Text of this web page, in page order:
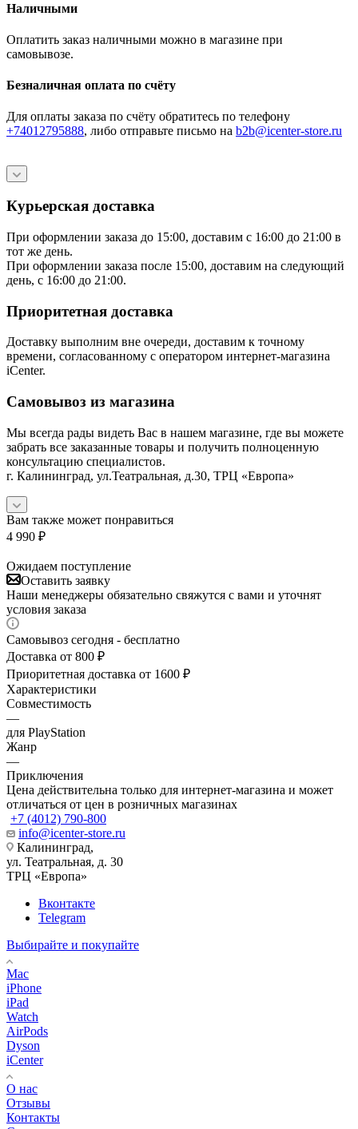
Наличными
Оплатить заказ наличными можно в магазине при
самовывозе.
Безналичная оплата по счёту
Для оплаты заказа по счёту обратитесь по телефону
+74012795888, либо отправьте письмо на b2b@icenter-store.ru
Курьерская доставка
При оформлении заказа до 15:00, доставим с 16:00 до 21:00 в
тот же день.
При оформлении заказа после 15:00, доставим на следующий
день, с 16:00 до 21:00.
Приоритетная доставка
Доставку выполним вне очереди, доставим к точному
времени, согласованному с оператором интернет-магазина
iCenter.
Самовывоз из магазина
Мы всегда рады видеть Вас в нашем магазине, где вы можете
забрать все заказанные товары и получить полноценную
консультацию специалистов.
г. Калининград, ул.Театральная, д.30, ТРЦ «Европа»
Вам также может понравиться
4 990 ₽
Ожидаем поступление
Оставить заявку
Наши менеджеры обязательно свяжутся с вами и уточнят
условия заказа
Самовывоз сегодня - бесплатно
Доставка от 800 ₽
Приоритетная доставка от 1600 ₽
Характеристики
Совместимость
—
для PlayStation
Жанр
—
Приключения
Цена действительна только для интернет-магазина и может
отличаться от цен в розничных магазинах
+7 (4012) 790-800
info@icenter-store.ru
Калининград,
ул. Театральная, д. 30
ТРЦ «Европа»
Вконтакте
Telegram
Выбирайте и покупайте
Mac
iPhone
iPad
Watch
AirPods
Dyson
iCenter
О нас
Отзывы
Контакты